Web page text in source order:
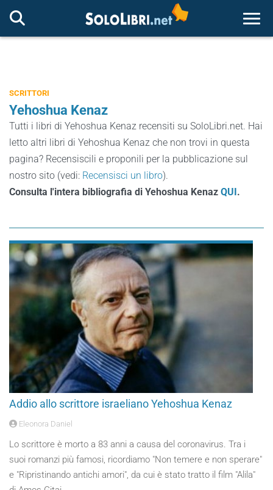
SCRITTORI
Yehoshua Kenaz
Tutti i libri di Yehoshua Kenaz recensiti su SoloLibri.net. Hai
letto altri libri di Yehoshua Kenaz che non trovi in questa
pagina? Recensiscili e proponili per la pubblicazione sul
nostro sito (vedi: Recensisci un libro).
Consulta l'intera bibliografia di Yehoshua Kenaz QUI.
Addio allo scrittore israeliano Yehoshua Kenaz
Eleonora Daniel
Lo scrittore è morto a 83 anni a causa del coronavirus. Tra i
suoi romanzi più famosi, ricordiamo "Non temere e non sperare"
e "Ripristinando antichi amori", da cui è stato tratto il film "Alila"